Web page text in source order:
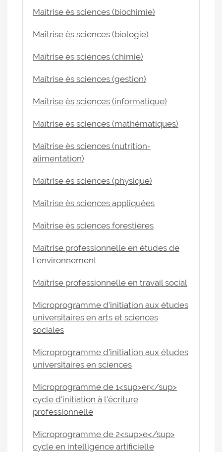
Maîtrise ès sciences (biochimie)
Maîtrise ès sciences (biologie)
Maîtrise ès sciences (chimie)
Maîtrise ès sciences (gestion)
Maîtrise ès sciences (informatique)
Maîtrise ès sciences (mathématiques)
Maîtrise ès sciences (nutrition-
alimentation)
Maîtrise ès sciences (physique)
Maîtrise ès sciences appliquées
Maîtrise ès sciences forestières
Maîtrise professionnelle en études de
l'environnement
Maîtrise professionnelle en travail social
Microprogramme d'initiation aux études
universitaires en arts et sciences
sociales
Microprogramme d'initiation aux études
universitaires en sciences
Microprogramme de 1<sup>er</sup>
cycle d'initiation à l'écriture
professionnelle
Microprogramme de 2<sup>e</sup>
cycle en intelligence artificielle